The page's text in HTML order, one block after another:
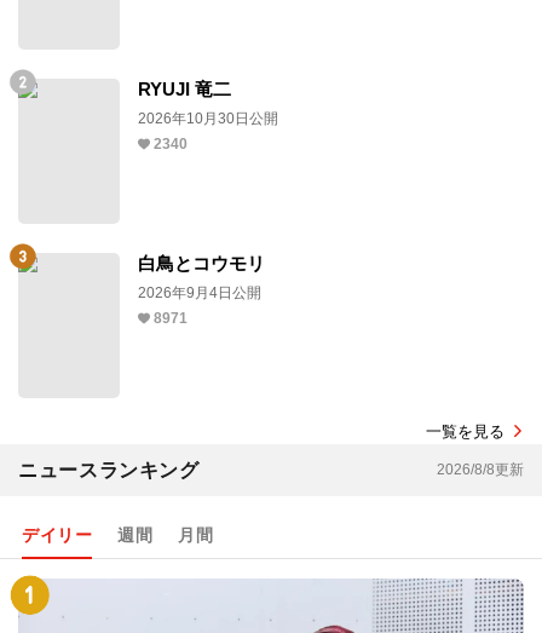
RYUJI 竜二
2026年10月30日公開
2340
白鳥とコウモリ
2026年9月4日公開
8971
一覧を見る
ニュースランキング 2026/8/8更新
デイリー 週間 月間